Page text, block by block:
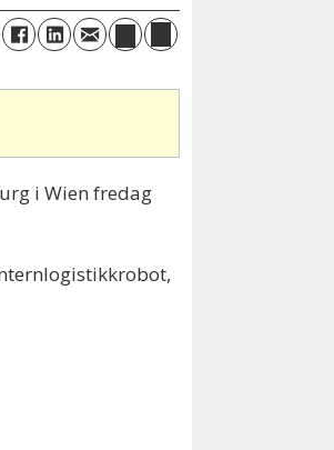
i Wien fredag